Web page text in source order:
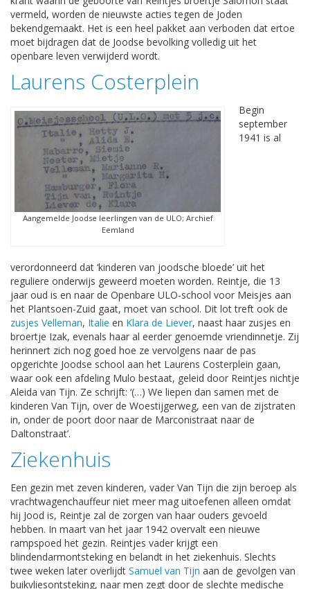
vermeld, worden de nieuwste acties tegen de Joden
bekendgemaakt. Het is een heel pakket aan verboden dat ertoe
moet bijdragen dat de Joodse bevolking volledig uit het
openbare leven verwijderd wordt.
Laurens Costerplein
Aangemelde Joodse leerlingen van de ULO; Archief
Eemland
Begin
september
1941 is al
verordonneerd dat ‘kinderen van joodsche bloede’ uit het
reguliere onderwijs geweerd moeten worden. Reintje, die 13
jaar oud is en naar de Openbare ULO-school voor Meisjes aan
het Plantsoen-Zuid gaat, moet van school. Dit lot treft ook de
zusjes Velleman, Italie en Klara de Liever, naast haar zusjes en
broertje Izak, evenals haar al eerder genoemde vriendinnetje. Zij
herinnert zich nog goed hoe ze vervolgens naar de pas
opgerichte Joodse school aan het Laurens Costerplein gaan,
waar ook een afdeling Mulo bestaat, geleid door Reintjes nichtje
Aleida van Tijn. Ze schrijft: ‘(…) We liepen dan samen met de
kinderen Van Tijn, over de Woestijgerweg, een van de zijstraten
in, onder de poort door naar de Marconistraat naar de
Daltonstraat’.
Ziekenhuis
Een gezin met zeven kinderen, vader Van Tijn die zijn beroep als
vrachtwagenchauffeur niet meer mag uitoefenen alleen omdat
hij Jood is, Reintje zal de zorgen van haar ouders gevoeld
hebben. In maart van het jaar 1942 overvalt een nieuwe
rampspoed het gezin. Reintjes vader krijgt een
blindendarmontsteking en belandt in het ziekenhuis. Slechts
twee weken later overlijdt Samuel van Tijn aan de gevolgen van
buikvliesontsteking, naar men zegt door de slechte medische